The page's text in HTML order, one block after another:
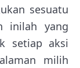
sesuatu
inilah yang
setiap aksi
milih